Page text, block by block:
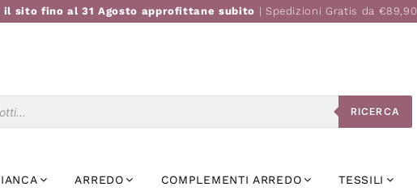
il sito fino al 31 Agosto approfittane subito | Spedizioni Gratis da €89,90
RICERCA
ARREDO COMPLEMENTI ARREDO TESSILI